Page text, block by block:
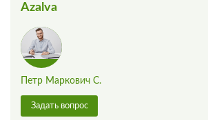
Azalva
Петр Маркович С.
Задать вопрос